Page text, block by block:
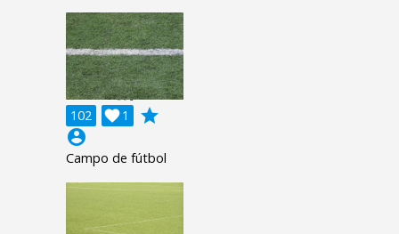
102 1

grade
account_circle
Campo de fútbol